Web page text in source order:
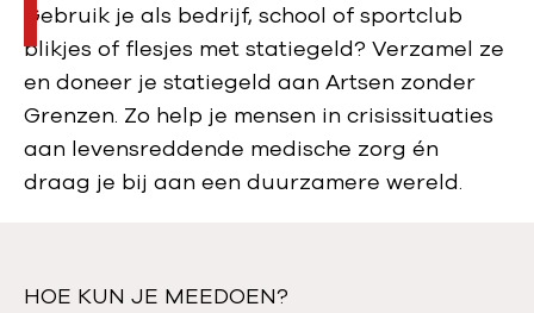
p
a
g
e
Gebruik je als bedrijf, school of sportclub
blikjes of flesjes met statiegeld? Verzamel ze
en doneer je statiegeld aan Artsen zonder
Grenzen. Zo help je mensen in crisissituaties
aan levensreddende medische zorg én
draag je bij aan een duurzamere wereld.
HOE KUN JE MEEDOEN?